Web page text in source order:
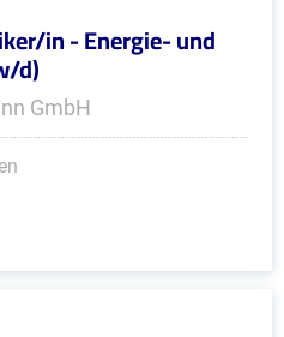
in - Energie- und
d)
GmbH